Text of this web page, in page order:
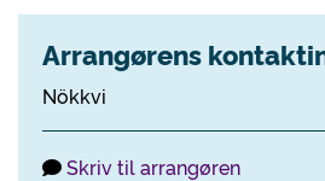
Arrangørens
Nökkvi
Skriv til arrangøren